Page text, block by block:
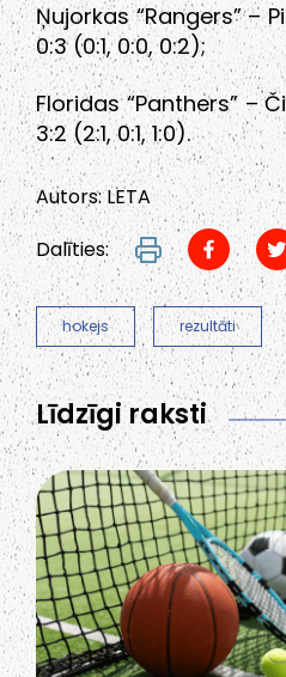
Ņujorkas “Rangers” –
0:3 (0:1, 0:0, 0:2);
Floridas “Panthers” –
3:2 (2:1, 0:1, 1:0).
Autors: LETA
Dalīties:
hokejs rezultāti
Līdzīgi raksti